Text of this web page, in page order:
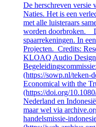
De herschreven versie
Naties. Het is een
met alle luisteraars
worden doorbroken.
spaarrekeningen. In
Projecten. Credits:
KLOAQ Audio Design
(https://sowp.nl/teken-
Economical with the
(https://doi.org/
Nederland en
maar wel via
handelsmissie-